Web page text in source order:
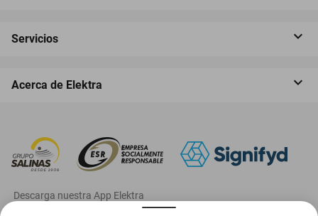
Servicios
Acerca de Elektra
‎ Descarga nuestra App Elektra